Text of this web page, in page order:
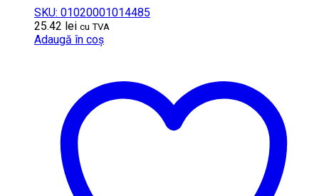
SKU: 01020001014485
25.42 lei cu TVA
Adaugă în coș